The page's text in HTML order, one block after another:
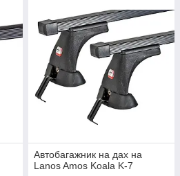
Автобагажник на дах на
Lanos Amos Koala K-7